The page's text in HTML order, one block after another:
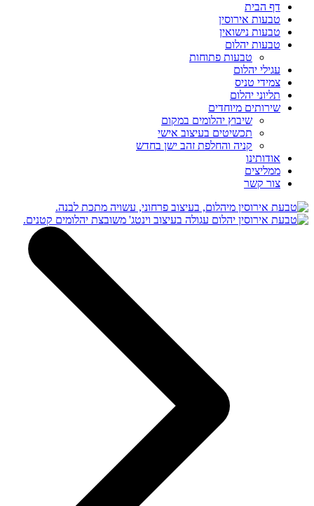
דף הבית
טבעות אירוסין
טבעות נישואין
טבעות יהלום
טבעות פתוחות
עגילי יהלום
צמידי טניס
תליוני יהלום
שירותים מיוחדים
שיבוץ יהלומים במקום
תכשיטים בעיצוב אישי
קניה והחלפת זהב ישן בחדש
אודותינו
ממליצים
צור קשר